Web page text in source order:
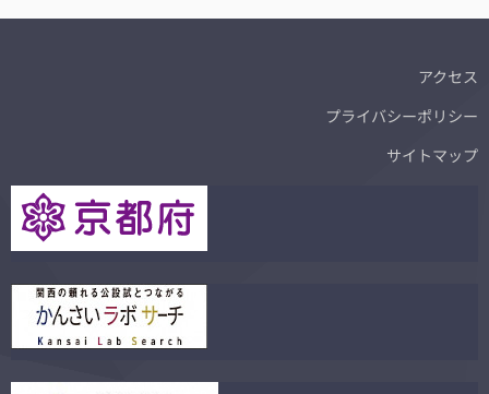
アクセス
プライバシーポリシー
サイトマップ